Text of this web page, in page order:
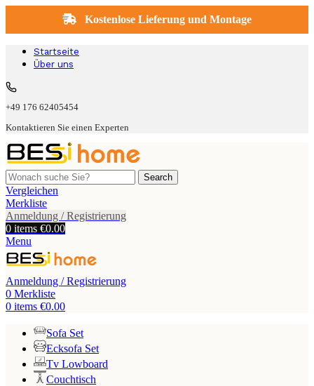
Kostenlose Lieferung und Montage
İn DE, NL, LU & BE.
Startseite
Über uns
+49 176 62405454
Kontaktieren Sie einen Experten
Search
Vergleichen
Merkliste
Anmeldung / Registrierung
0 items €0.00
Menu
Anmeldung / Registrierung
0 Merkliste
0 items €0.00
Sofa Set
Ecksofa Set
Tv Lowboard
Couchtisch